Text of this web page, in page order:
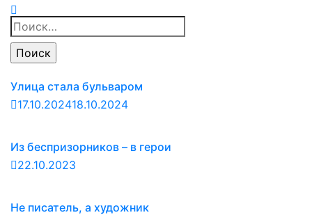
Найти:
Улица стала бульваром
17.10.202418.10.2024
Из беспризорников – в герои
22.10.2023
Не писатель, а художник